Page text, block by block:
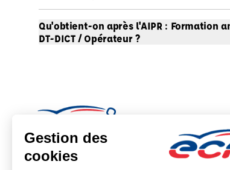
Qu'obtient-on après l'AIPR : Formation
DT-DICT / Opérateur ?